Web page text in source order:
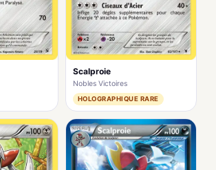
Scalproie
Nobles Victoires
HOLOGRAPHIQUE RARE